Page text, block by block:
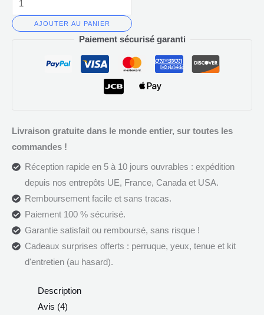
AJOUTER AU PANIER
Paiement sécurisé garanti
Livraison gratuite dans le monde entier, sur toutes les
commandes !
Réception rapide en 5 à 10 jours ouvrables : expédition
depuis nos entrepôts UE, France, Canada et USA.
Remboursement facile et sans tracas.
Paiement 100 % sécurisé.
Garantie satisfait ou remboursé, sans risque !
Cadeaux surprises offerts : perruque, yeux, tenue et kit
d'entretien (au hasard).
Description
Avis (4)